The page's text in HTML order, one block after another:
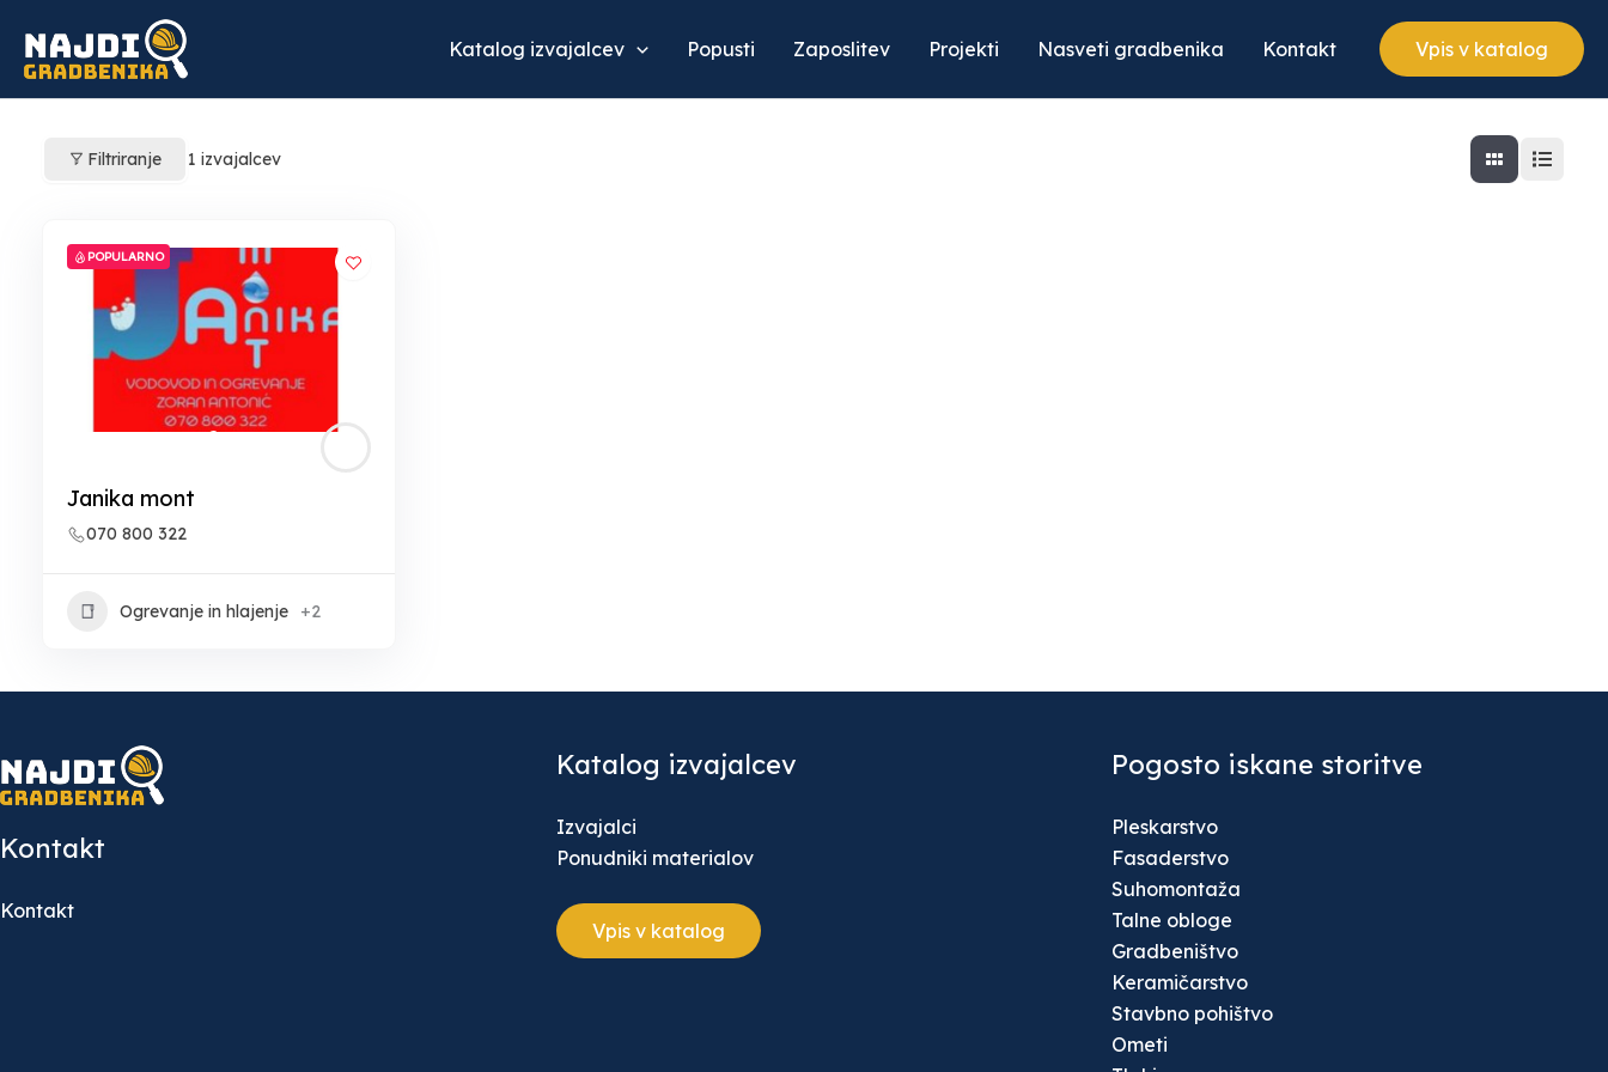
content
Katalog izvajalcev Popusti Zaposlitev Projekti Nasveti gradbenika Kontakt Vpis v katalog
Filtriranje 1 izvajalcev
POPULARNO
Janika mont
070 800 322
Ogrevanje in hlajenje +2
Kontakt
Kontakt
Katalog izvajalcev
Izvajalci
Ponudniki materialov
Vpis v katalog
Pogosto iskane storitve
Pleskarstvo
Fasaderstvo
Suhomontaža
Talne obloge
Gradbeništvo
Keramičarstvo
Stavbno pohištvo
Ometi